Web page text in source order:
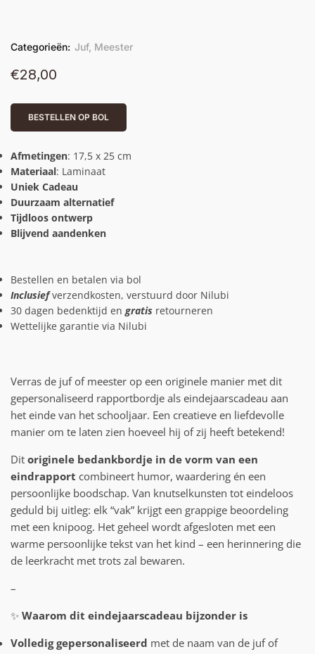
Categorieën: Juf, Meester
€28,00
BESTELLEN OP BOL
Afmetingen: 17,5 x 25 cm
Materiaal: Laminaat
Uniek Cadeau
Duurzaam alternatief
Tijdloos ontwerp
Blijvend aandenken
Bestellen en betalen via bol
Inclusiefverzendkosten, verstuurd door Nilubi
30 dagen bedenktijd en gratis retourneren
Wettelijke garantie via Nilubi
Verras de juf of meester op een originele manier met dit
gepersonaliseerd rapportbordje als eindejaarscadeau aan
het einde van het schooljaar. Een creatieve en liefdevolle
manier om te laten zien hoeveel hij of zij heeft betekend!
Dit originele bedankbordje in de vorm van een
eindrapport combineert humor, waardering én een
persoonlijke boodschap. Van knutselkunsten tot eindeloos
geduld bij uitleg: elk “vak” krijgt een grappige beoordeling
met een knipoog. Het geheel wordt afgesloten met een
warme persoonlijke tekst van het kind – een herinnering die
de leerkracht met trots zal bewaren.
–
✨ Waarom dit eindejaarscadeau bijzonder is
Volledig gepersonaliseerd met de naam van de juf of